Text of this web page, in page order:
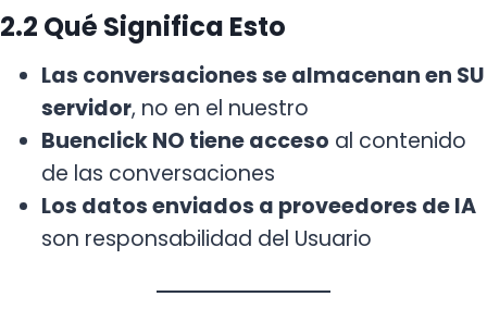
2.2 Qué Significa Esto
Las conversaciones se almacenan en SU
servidor, no en el nuestro
Buenclick NO tiene acceso al contenido
de las conversaciones
Los datos enviados a proveedores de IA
son responsabilidad del Usuario